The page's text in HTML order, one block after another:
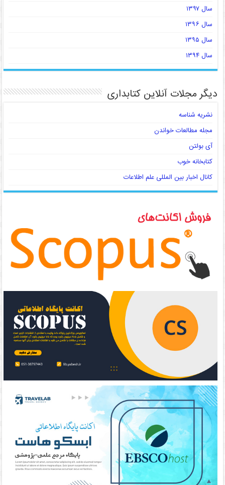
سال ۱۳۹۷
سال ۱۳۹۶
سال ۱۳۹۵
سال ۱۳۹۴
دیگر مجلات آنلاین کتابداری
نشریه شناسه
مجله مطالعات خواندن
آی بولتن
کتابخانه خوب
کانال اخبار بین المللی علم اطلاعات